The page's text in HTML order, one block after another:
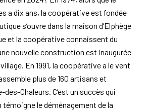
a dix ans, la coopérative est fondée
s’ouvre dans la maison d’Elphège
et la coopérative connaissent du
nouvelle construction est inaugurée
En 1991, la coopérative a le vent
plus de 160 artisans et
Chaleurs. C’est un succès qui
témoigne le déménagement de la